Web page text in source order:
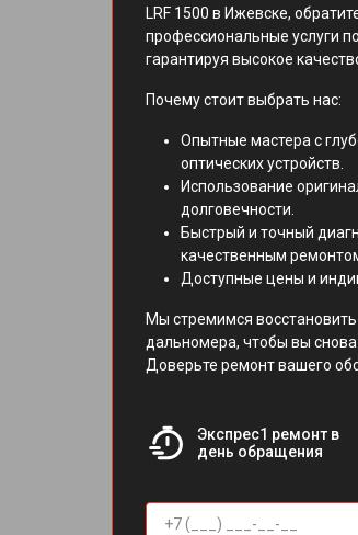
LRF 1500 в Ижевске,
профессиональные услуги
гарантируя высокое
Почему стоит выбрать нас:
Опытные мастера с
оптических устройств.
Использование
долговечности.
Быстрый и точный
качественным
Доступные цены и
Мы стремимся
дальномера, чтобы вы
Доверьте ремонт вашего
Экспрес1 ремонт в
день обращения